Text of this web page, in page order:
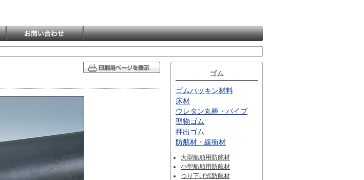
ゴム
ゴムパッキン材料
床材
ウレタン丸棒・パイプ
型物ゴム
押出ゴム
防舷材・緩衝材
大型船舶用防舷材
小型船舶用防舷材
つり下げ式防舷材